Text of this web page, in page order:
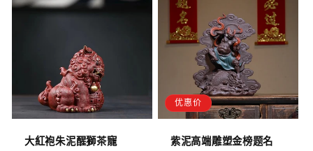
大紅袍朱泥醒獅茶寵
优惠价
紫泥高端雕塑金榜题名